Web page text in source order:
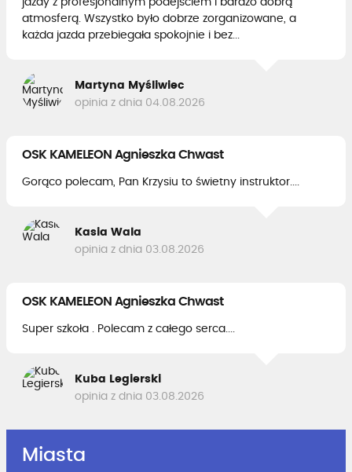
jazdy z profesjonalnym podejściem i bardzo dobrą
atmosferą. Wszystko było dobrze zorganizowane, a
każda jazda przebiegała spokojnie i bez...
Martyna Myśliwiec
opinia z dnia 04.08.2026
OSK KAMELEON Agnieszka Chwast
Gorąco polecam, Pan Krzysiu to świetny instruktor....
Kasia Wala
opinia z dnia 03.08.2026
OSK KAMELEON Agnieszka Chwast
Super szkoła . Polecam z całego serca....
Kuba Legierski
opinia z dnia 03.08.2026
Miasta